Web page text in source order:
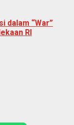
dalam “War”
RI